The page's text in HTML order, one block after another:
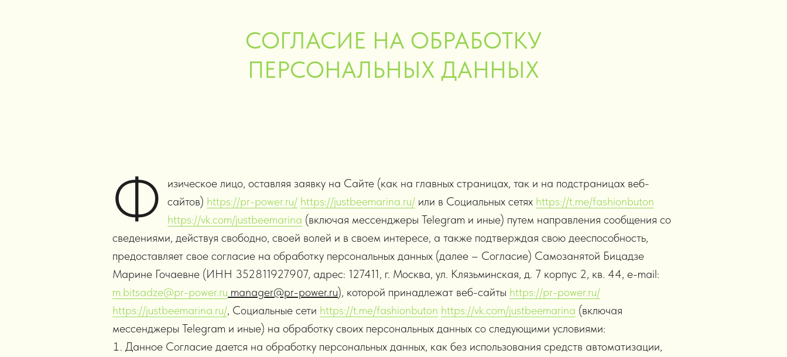
СОГЛАСИЕ НА ОБРАБОТКУ
ПЕРСОНАЛЬНЫХ ДАННЫХ
Ф
изическое лицо, оставляя заявку на Сайте (как на главных страницах, так и на подстраницах веб-
сайтов) https://pr-power.ru/ https://justbeemarina.ru/ или в Социальных сетях https://t.me/fashionbuton
https://vk.com/justbeemarina (включая мессенджеры Telegram и иные) путем направления сообщения со
сведениями, действуя свободно, своей волей и в своем интересе, а также подтверждая свою дееспособность,
предоставляет свое согласие на обработку персональных данных (далее – Согласие) Самозанятой Бицадзе
Марине Гочаевне (ИНН 352811927907, адрес: 127411, г. Москва, ул. Клязьминская, д. 7 корпус 2, кв. 44, е-mail:
m.bitsadze@pr-power.ru manager@pr-power.ru), которой принадлежат веб-сайты https://pr-power.ru/
https://justbeemarina.ru/, Социальные сети https://t.me/fashionbuton https://vk.com/justbeemarina (включая
мессенджеры Telegram и иные) на обработку своих персональных данных со следующими условиями:
Данное Согласие дается на обработку персональных данных, как без использования средств автоматизации,